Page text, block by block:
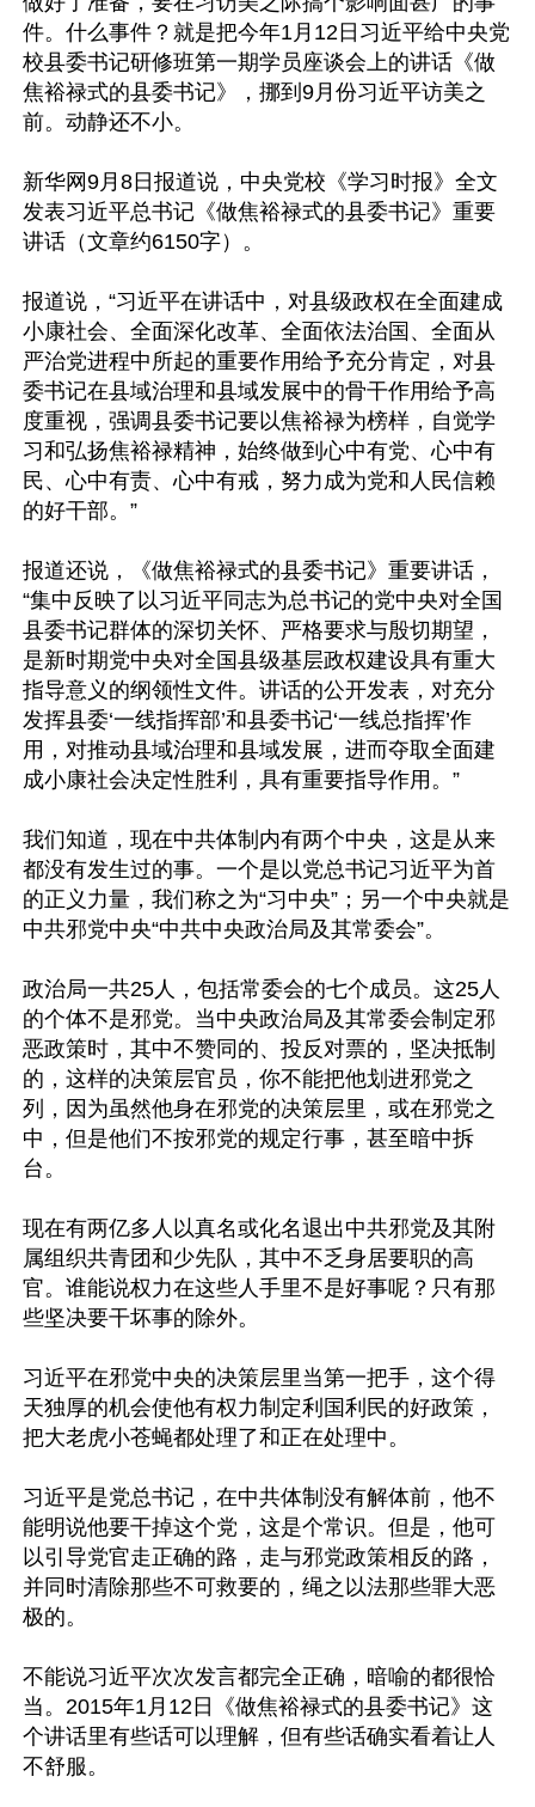
件。什么事件？就是把今年1月12日习近平给中央党
校县委书记研修班第一期学员座谈会上的讲话《做
焦裕禄式的县委书记》，挪到9月份习近平访美之
前。动静还不小。
新华网9月8日报道说，中央党校《学习时报》全文
发表习近平总书记《做焦裕禄式的县委书记》重要
讲话（文章约6150字）。
报道说，“习近平在讲话中，对县级政权在全面建成
小康社会、全面深化改革、全面依法治国、全面从
严治党进程中所起的重要作用给予充分肯定，对县
委书记在县域治理和县域发展中的骨干作用给予高
度重视，强调县委书记要以焦裕禄为榜样，自觉学
习和弘扬焦裕禄精神，始终做到心中有党、心中有
民、心中有责、心中有戒，努力成为党和人民信赖
的好干部。”
报道还说，《做焦裕禄式的县委书记》重要讲话，
“集中反映了以习近平同志为总书记的党中央对全国
县委书记群体的深切关怀、严格要求与殷切期望，
是新时期党中央对全国县级基层政权建设具有重大
指导意义的纲领性文件。讲话的公开发表，对充分
发挥县委‘一线指挥部’和县委书记‘一线总指挥’作
用，对推动县域治理和县域发展，进而夺取全面建
成小康社会决定性胜利，具有重要指导作用。”
我们知道，现在中共体制内有两个中央，这是从来
都没有发生过的事。一个是以党总书记习近平为首
的正义力量，我们称之为“习中央”；另一个中央就是
中共邪党中央“中共中央政治局及其常委会”。
政治局一共25人，包括常委会的七个成员。这25人
的个体不是邪党。当中央政治局及其常委会制定邪
恶政策时，其中不赞同的、投反对票的，坚决抵制
的，这样的决策层官员，你不能把他划进邪党之
列，因为虽然他身在邪党的决策层里，或在邪党之
中，但是他们不按邪党的规定行事，甚至暗中拆
台。
现在有两亿多人以真名或化名退出中共邪党及其附
属组织共青团和少先队，其中不乏身居要职的高
官。谁能说权力在这些人手里不是好事呢？只有那
些坚决要干坏事的除外。
习近平在邪党中央的决策层里当第一把手，这个得
天独厚的机会使他有权力制定利国利民的好政策，
把大老虎小苍蝇都处理了和正在处理中。
习近平是党总书记，在中共体制没有解体前，他不
能明说他要干掉这个党，这是个常识。但是，他可
以引导党官走正确的路，走与邪党政策相反的路，
并同时清除那些不可救要的，绳之以法那些罪大恶
极的。
不能说习近平次次发言都完全正确，暗喻的都很恰
当。2015年1月12日《做焦裕禄式的县委书记》这
个讲话里有些话可以理解，但有些话确实看着让人
不舒服。